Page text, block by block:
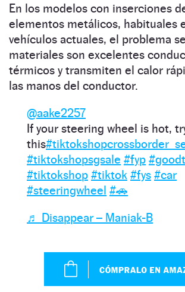
En los modelos con inserciones
elementos metálicos, habituales
vehículos actuales, el problema
materiales son excelentes
térmicos y transmiten el calor
las manos del conductor.
@aake2257
If your steering wheel is hot,
this
#tiktokshopsgsale #fyp
#tiktokshop #tiktok #fys #car
#steeringwheel #🚗
♬ Disappear – Maniak-B